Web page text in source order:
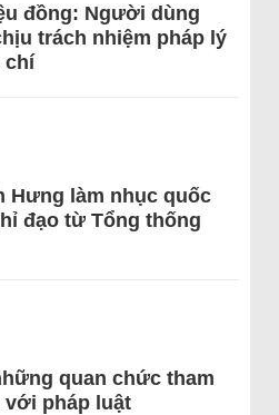
đồng: Người dùng
trách nhiệm pháp lý
chí
Hưng làm nhục quốc
đạo từ Tổng thống
quan chức tham
với pháp luật